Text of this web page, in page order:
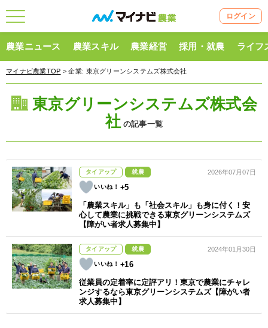
ログイン
農業ニュース 農業スキル 農業経営 採用・就農 ライフ
マイナビ農業TOP > 企業: 東京グリーンシステムズ株式会社
東京グリーンシステムズ株式会
社 の記事一覧
タイアップ 就農
+5
2026年07月07日
「農業スキル」も「社会スキル」も身に付く！安
心して農業に挑戦できる東京グリーンシステムズ
【障がい者求人募集中】
タイアップ 就農
+16
2024年01月30日
従業員の定着率に定評アリ！東京で農業にチャレ
ンジするなら東京グリーンシステムズ【障がい者
求人募集中】